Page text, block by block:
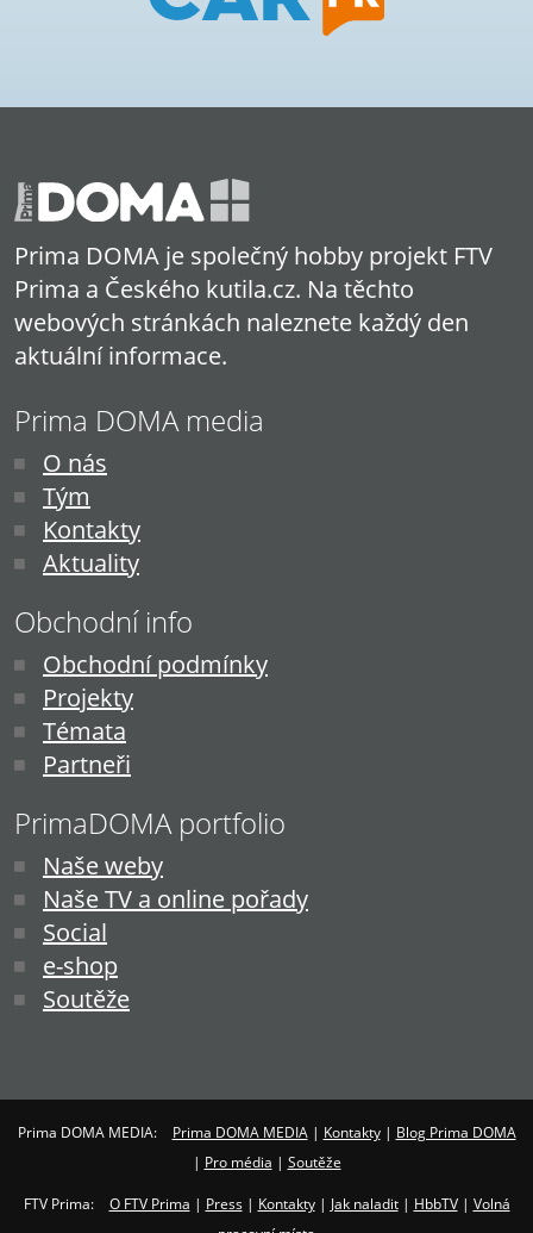
Prima DOMA je společný hobby projekt FTV
Prima a Českého kutila.cz. Na těchto
webových stránkách naleznete každý den
aktuální informace.
Prima DOMA media
O nás
Tým
Kontakty
Aktuality
Obchodní info
Obchodní podmínky
Projekty
Témata
Partneři
PrimaDOMA portfolio
Naše weby
Naše TV a online pořady
Social
e-shop
Soutěže
Prima DOMA MEDIA: Prima DOMA MEDIA| Kontakty| Blog Prima DOMA
| Pro média | Soutěže
FTV Prima: O FTV Prima | Press| Kontakty| Jak naladit| HbbTV| Volná